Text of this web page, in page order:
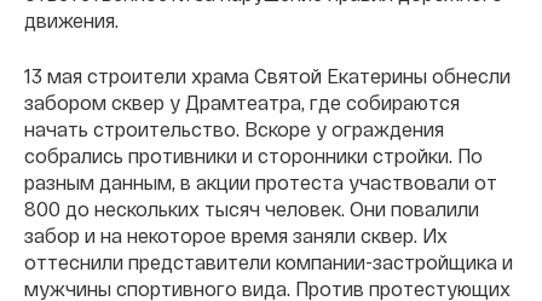
движения.
13 мая строители храма Святой Екатерины обнесли
забором сквер у Драмтеатра, где собираются
начать строительство. Вскоре у ограждения
собрались противники и сторонники стройки. По
разным данным, в акции протеста участвовали от
800 до нескольких тысяч человек. Они повалили
забор и на некоторое время заняли сквер. Их
оттеснили представители компании-застройщика и
мужчины спортивного вида. Против протестующих